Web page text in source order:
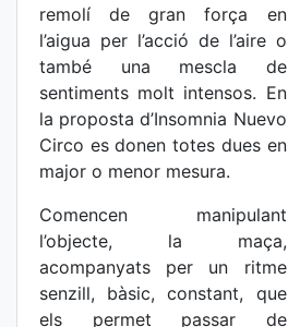
remolí de gran força en
l’aigua per l’acció de l’aire o
també una mescla de
sentiments molt intensos. En
la proposta d’Insomnia Nuevo
Circo es donen totes dues en
major o menor mesura.
Comencen manipulant
l’objecte, la maça,
acompanyats per un ritme
senzill, bàsic, constant, que
els permet passar de